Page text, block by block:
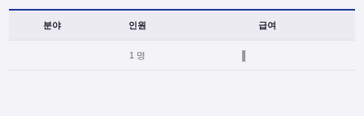
분야 인원 급여
1 명